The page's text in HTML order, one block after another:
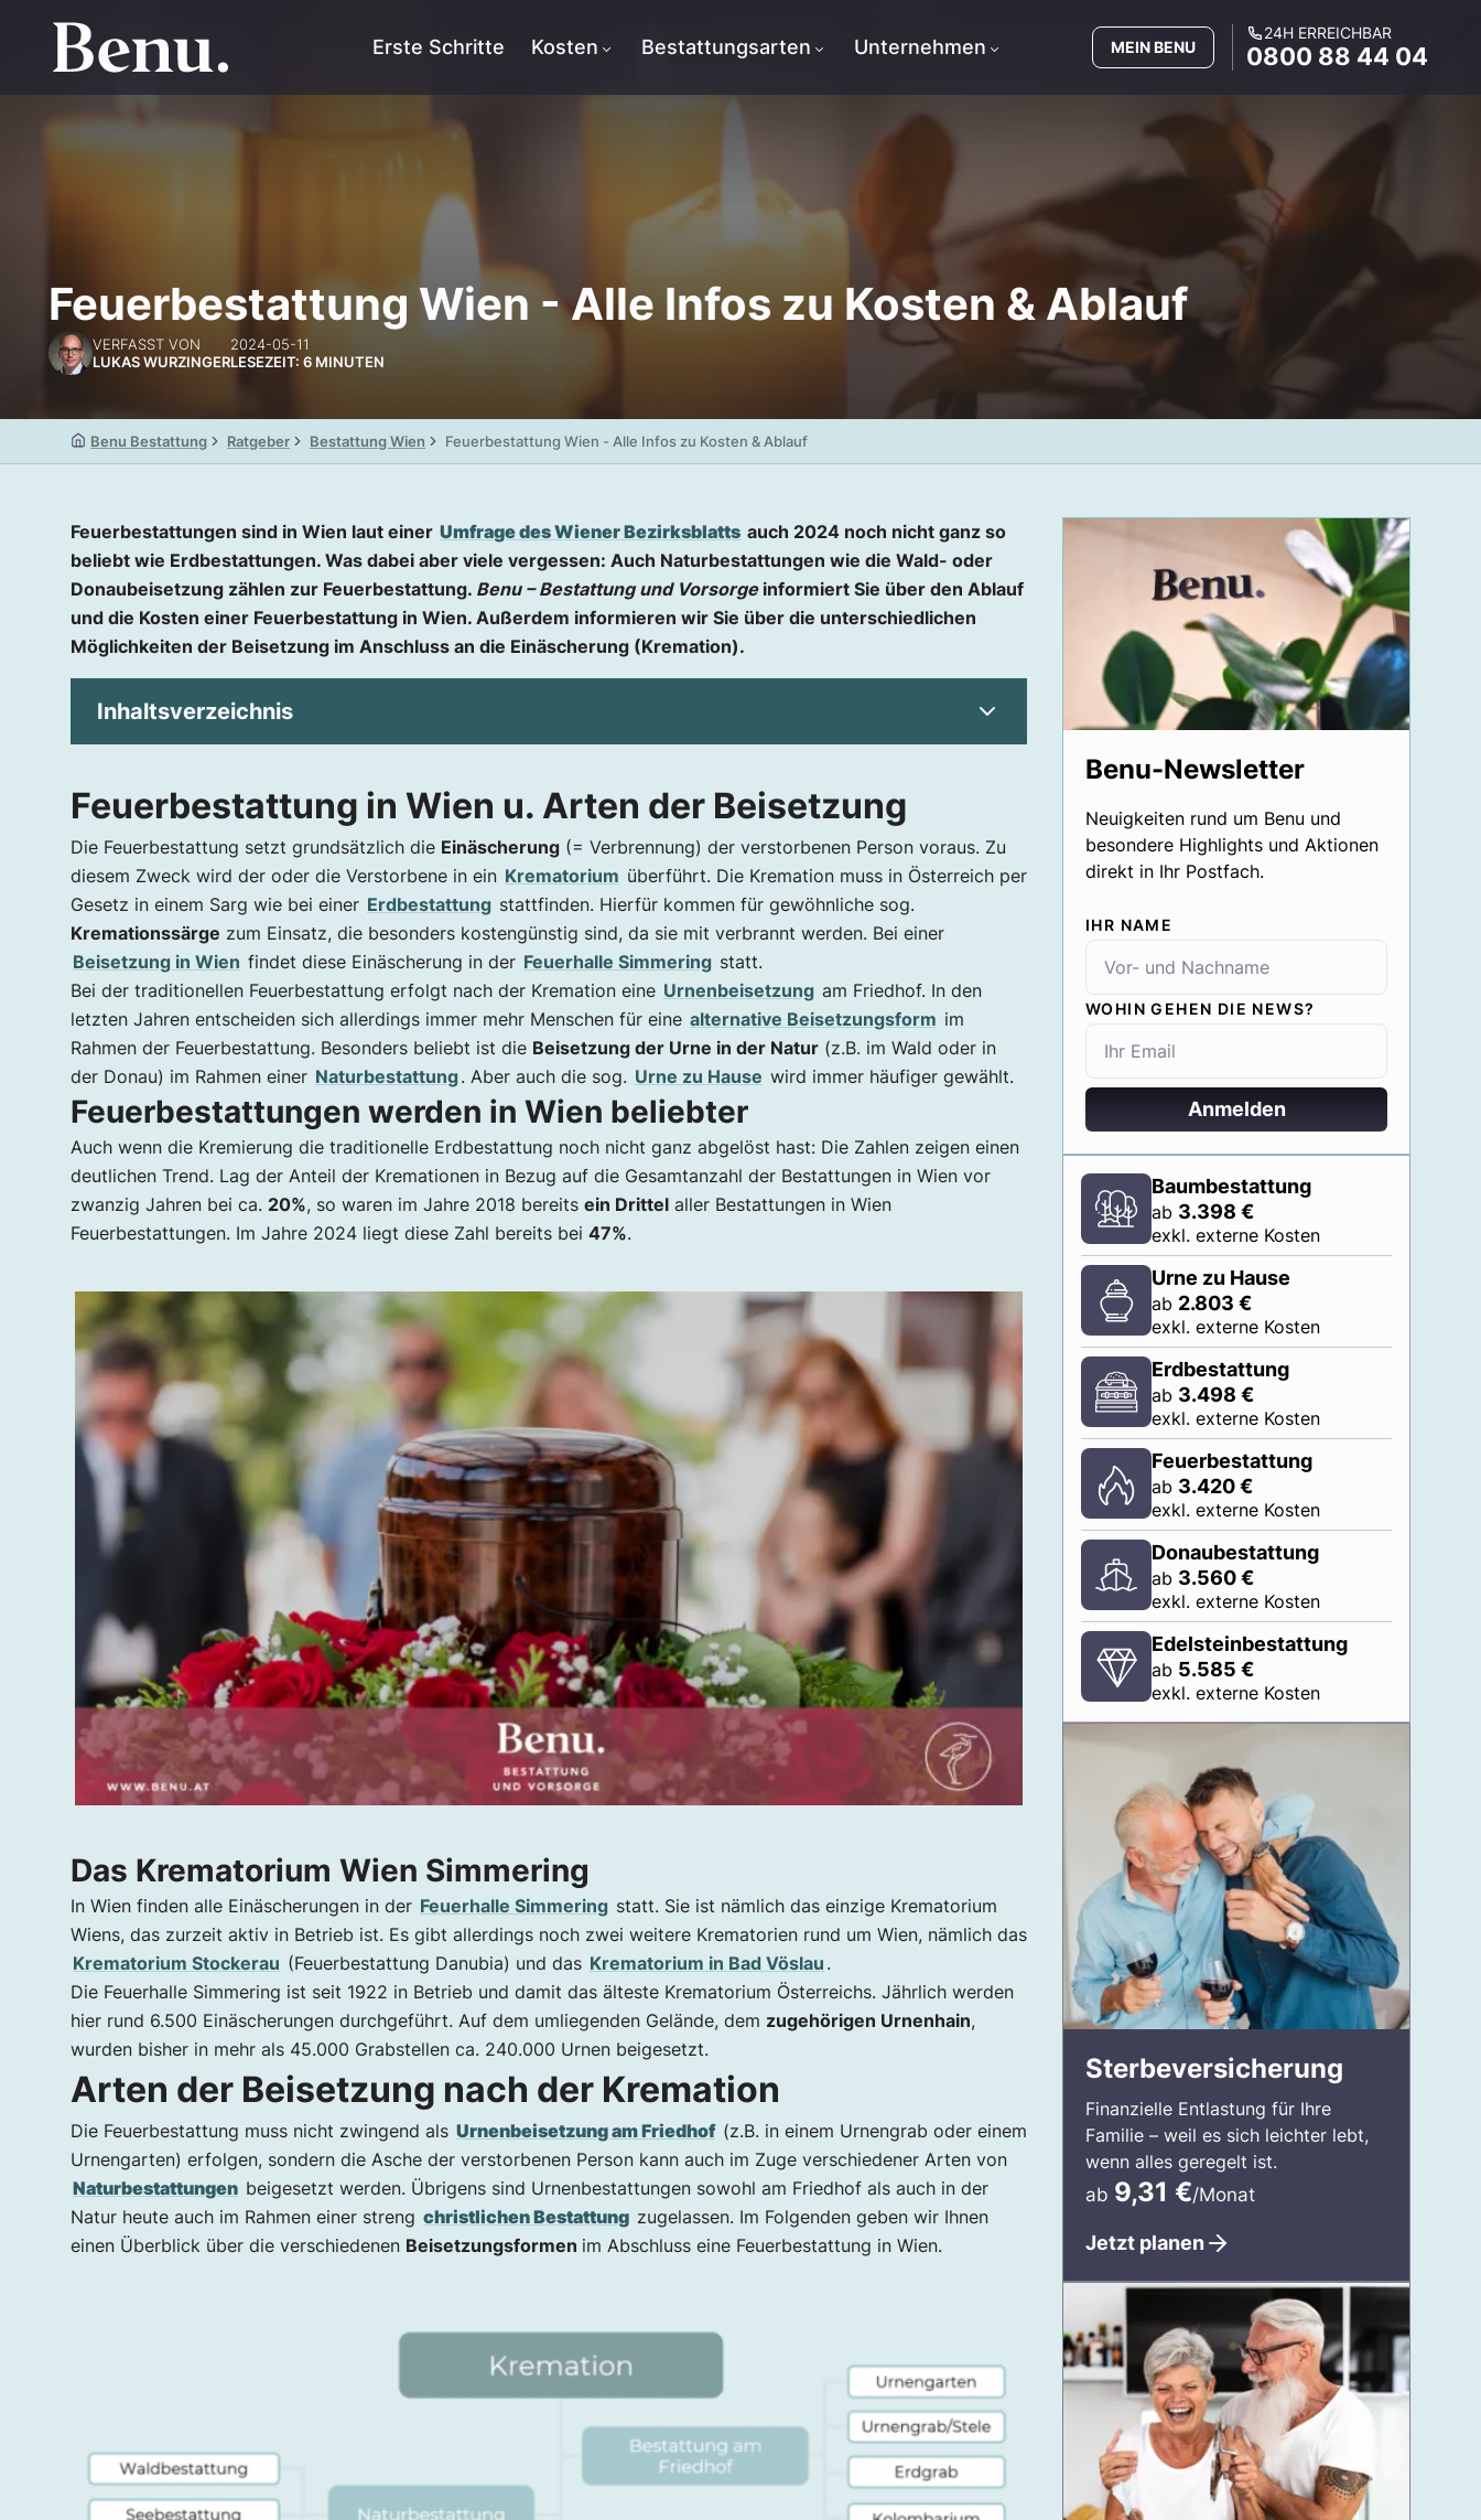
Erste Schritte Kosten Bestattungsarten Unternehmen MEIN BENU
24H ERREICHBAR
0800 88 44 04
Feuerbestattung Wien - Alle Infos zu Kosten & Ablauf
VERFASST VON
LUKAS WURZINGER
2024-05-11
LESEZEIT: 6 MINUTEN
Benu Bestattung Ratgeber Bestattung Wien Feuerbestattung Wien - Alle Infos zu Kosten & Ablauf
Feuerbestattungen sind in Wien laut einer Umfrage des Wiener Bezirksblatts auch 2024 noch nicht ganz so
beliebt wie Erdbestattungen. Was dabei aber viele vergessen: Auch Naturbestattungen wie die Wald- oder
Donaubeisetzung zählen zur Feuerbestattung. Benu – Bestattung und Vorsorgeinformiert Sie über den Ablauf
und die Kosten einer Feuerbestattung in Wien. Außerdem informieren wir Sie über die unterschiedlichen
Möglichkeiten der Beisetzung im Anschluss an die Einäscherung (Kremation).
Inhaltsverzeichnis
Feuerbestattungen werden in Wien beliebter
Das Krematorium Wien Simmering
Arten der Beisetzung nach der Kremation
Urnenbeisetzung am Friedhof
Baumbestattung und Waldbestattung
See- bzw. Donaubestattung
Edelsteinbestattung
Ablauf einer Feuerbestattung
Kosten einer Feuerbestattung in Wien
Urne zu Hause
Körper der Wissenschaft spenden
Feuerbestattung in Wien u. Arten der Beisetzung
Die Feuerbestattung setzt grundsätzlich die Einäscherung (= Verbrennung) der verstorbenen Person voraus. Zu
diesem Zweck wird der oder die Verstorbene in ein Krematorium überführt. Die Kremation muss in Österreich per
Gesetz in einem Sarg wie bei einer Erdbestattung stattfinden. Hierfür kommen für gewöhnliche sog.
Kremationssärge zum Einsatz, die besonders kostengünstig sind, da sie mit verbrannt werden. Bei einer
Beisetzung in Wien findet diese Einäscherung in der Feuerhalle Simmering statt.
Bei der traditionellen Feuerbestattung erfolgt nach der Kremation eine Urnenbeisetzung am Friedhof. In den
letzten Jahren entscheiden sich allerdings immer mehr Menschen für eine alternative Beisetzungsform im
Rahmen der Feuerbestattung. Besonders beliebt ist die Beisetzung der Urne in der Natur (z.B. im Wald oder in
der Donau) im Rahmen einer Naturbestattung. Aber auch die sog. Urne zu Hause wird immer häufiger gewählt.
Feuerbestattungen werden in Wien beliebter
Auch wenn die Kremierung die traditionelle Erdbestattung noch nicht ganz abgelöst hast: Die Zahlen zeigen einen
deutlichen Trend. Lag der Anteil der Kremationen in Bezug auf die Gesamtanzahl der Bestattungen in Wien vor
zwanzig Jahren bei ca. 20%, so waren im Jahre 2018 bereits ein Drittel aller Bestattungen in Wien
Feuerbestattungen. Im Jahre 2024 liegt diese Zahl bereits bei 47%.
Das Krematorium Wien Simmering
In Wien finden alle Einäscherungen in der Feuerhalle Simmering statt. Sie ist nämlich das einzige Krematorium
Wiens, das zurzeit aktiv in Betrieb ist. Es gibt allerdings noch zwei weitere Krematorien rund um Wien, nämlich das
Krematorium Stockerau (Feuerbestattung Danubia) und das Krematorium in Bad Vöslau .
Die Feuerhalle Simmering ist seit 1922 in Betrieb und damit das älteste Krematorium Österreichs. Jährlich werden
hier rund 6.500 Einäscherungen durchgeführt. Auf dem umliegenden Gelände, dem zugehörigen Urnenhain,
wurden bisher in mehr als 45.000 Grabstellen ca. 240.000 Urnen beigesetzt.
Arten der Beisetzung nach der Kremation
Die Feuerbestattung muss nicht zwingend als Urnenbeisetzung am Friedhof (z.B. in einem Urnengrab oder einem
Urnengarten) erfolgen, sondern die Asche der verstorbenen Person kann auch im Zuge verschiedener Arten von
Naturbestattungen beigesetzt werden. Übrigens sind Urnenbestattungen sowohl am Friedhof als auch in der
Natur heute auch im Rahmen einer streng christlichen Bestattung zugelassen. Im Folgenden geben wir Ihnen
einen Überblick über die verschiedenen Beisetzungsformen im Abschluss eine Feuerbestattung in Wien.
Benu-Newsletter
Neuigkeiten rund um Benu und
besondere Highlights und Aktionen
direkt in Ihr Postfach.
IHR NAME
WOHIN GEHEN DIE NEWS?
Anmelden
Baumbestattung
ab 3.398 €
exkl. externe Kosten
Urne zu Hause
ab 2.803 €
exkl. externe Kosten
Erdbestattung
ab 3.498 €
exkl. externe Kosten
Feuerbestattung
ab 3.420€
exkl. externe Kosten
Donaubestattung
ab 3.560€
exkl. externe Kosten
Edelsteinbestattung
ab 5.585 €
exkl. externe Kosten
Sterbeversicherung
Finanzielle Entlastung für Ihre
Familie – weil es sich leichter lebt,
wenn alles geregelt ist.
ab 9,31 €/Monat
Jetzt planen